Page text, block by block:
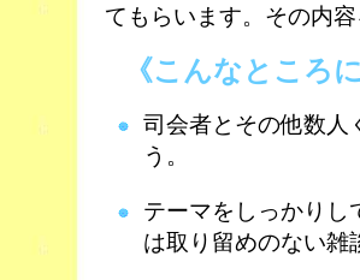
てもらいます。その内
《こんなところ
司会者とその他数人
う。
テーマをしっかりし
は取り留めのない雑